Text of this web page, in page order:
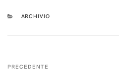
CATEGORIE
ARCHIVIO
Navigazione
Articolo
PRECEDENTE